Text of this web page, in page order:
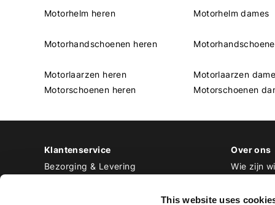
This website uses
Motorhelm heren
Motorhandschoenen heren
Motorlaarzen heren
Motorschoenen heren
Motorhelm dames
Motorlaarzen
Motorschoenen
Klantenservice
Bezorging & Levering
Over ons
Wie zijn
Werken